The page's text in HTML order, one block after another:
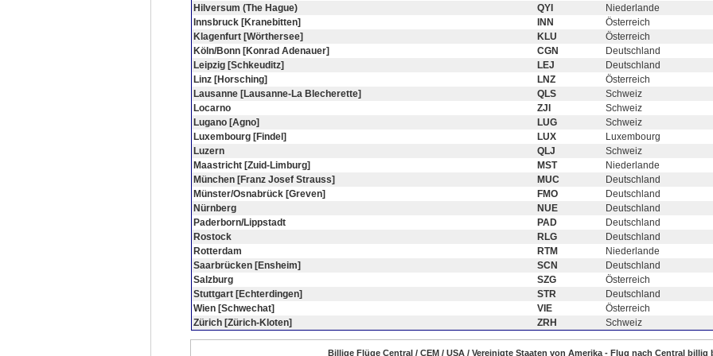
Hilversum (The Hague)
QYI
Niederlande
Innsbruck [Kranebitten]
INN
Österreich
Klagenfurt [Wörthersee]
KLU
Österreich
Köln/Bonn [Konrad Adenauer]
CGN
Deutschland
Leipzig [Schkeuditz]
LEJ
Deutschland
Linz [Horsching]
LNZ
Österreich
Lausanne [Lausanne-La Blecherette]
QLS
Schweiz
Locarno
ZJI
Schweiz
Lugano [Agno]
LUG
Schweiz
Luxembourg [Findel]
LUX
Luxembourg
Luzern
QLJ
Schweiz
Maastricht [Zuid-Limburg]
MST
Niederlande
München [Franz Josef Strauss]
MUC
Deutschland
Münster/Osnabrück [Greven]
FMO
Deutschland
Nürnberg
NUE
Deutschland
Paderborn/Lippstadt
PAD
Deutschland
Rostock
RLG
Deutschland
Rotterdam
RTM
Niederlande
Saarbrücken [Ensheim]
SCN
Deutschland
Salzburg
SZG
Österreich
Stuttgart [Echterdingen]
STR
Deutschland
Wien [Schwechat]
VIE
Österreich
Zürich [Zürich-Kloten]
ZRH Schweiz
Billige Flüge Central / CEM / USA / Vereinigte Staaten von Amerika - Flug nach Central billig